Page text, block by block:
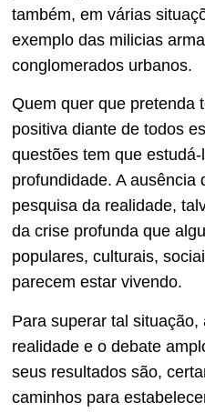
também, em várias
exemplo das milicias
conglomerados urbanos.
Quem quer que pretenda
positiva diante de todos
questões tem que estudá-
profundidade. A ausência
pesquisa da realidade,
da crise profunda que
populares, culturais,
parecem estar vivendo.
Para superar tal situação,
realidade e o debate
seus resultados são,
caminhos para